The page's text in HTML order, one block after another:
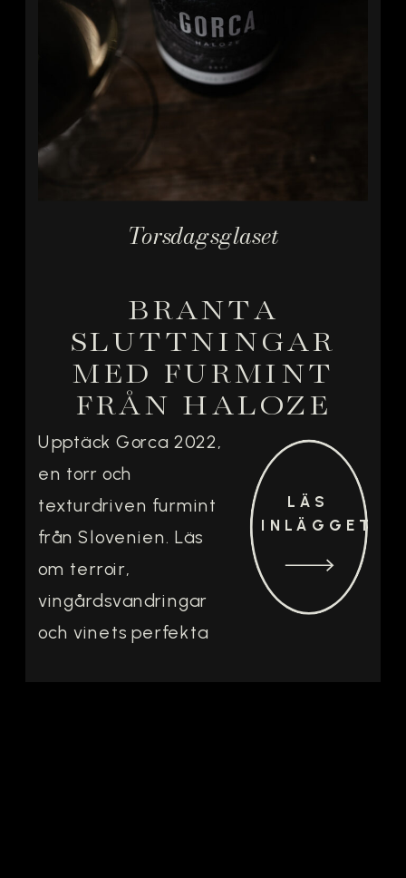
Torsdagsglaset
Upptäck Gorca 2022,
en torr och
texturdriven furmint
från Slovenien. Läs
om terroir,
vingårdsvandringar
och vinets perfekta
BRANTA
SLUTTNINGAR
MED FURMINT
FRÅN HALOZE
LÄS
INLÄGGET